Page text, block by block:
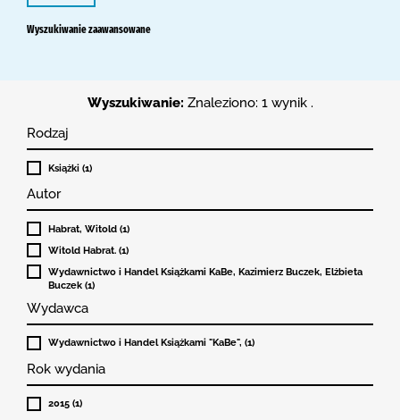
Wyszukiwanie zaawansowane
Wyszukiwanie: Znaleziono: 1 wynik .
Rodzaj
Książki (1)
Autor
Habrat, Witold (1)
Witold Habrat. (1)
Wydawnictwo i Handel Książkami KaBe, Kazimierz Buczek, Elżbieta
Buczek (1)
Wydawca
Wydawnictwo i Handel Książkami "KaBe", (1)
Rok wydania
2015 (1)